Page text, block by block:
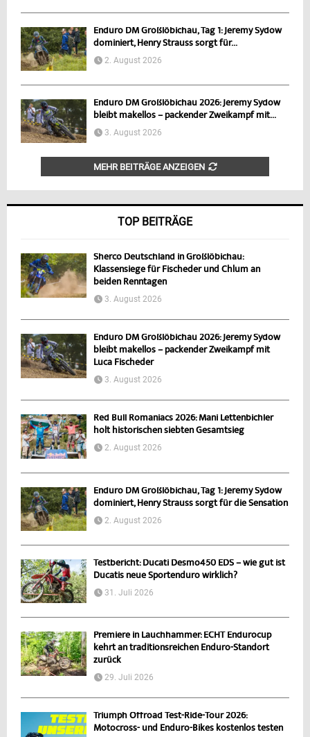
Enduro DM Großlöbichau, Tag 1: Jeremy Sydow
dominiert, Henry Strauss sorgt für...
2. August 2026
Enduro DM Großlöbichau 2026: Jeremy Sydow
bleibt makellos – packender Zweikampf mit...
3. August 2026
MEHR BEITRÄGE ANZEIGEN
TOP BEITRÄGE
Sherco Deutschland in Großlöbichau:
Klassensiege für Fischeder und Chlum an
beiden Renntagen
3. August 2026
Enduro DM Großlöbichau 2026: Jeremy Sydow
bleibt makellos – packender Zweikampf mit
Luca Fischeder
3. August 2026
Red Bull Romaniacs 2026: Mani Lettenbichler
holt historischen siebten Gesamtsieg
2. August 2026
Enduro DM Großlöbichau, Tag 1: Jeremy Sydow
dominiert, Henry Strauss sorgt für die Sensation
2. August 2026
Testbericht: Ducati Desmo450 EDS – wie gut ist
Ducatis neue Sportenduro wirklich?
31. Juli 2026
Premiere in Lauchhammer: ECHT Endurocup
kehrt an traditionsreichen Enduro-Standort
zurück
29. Juli 2026
Triumph Offroad Test-Ride-Tour 2026:
Motocross- und Enduro-Bikes kostenlos testen